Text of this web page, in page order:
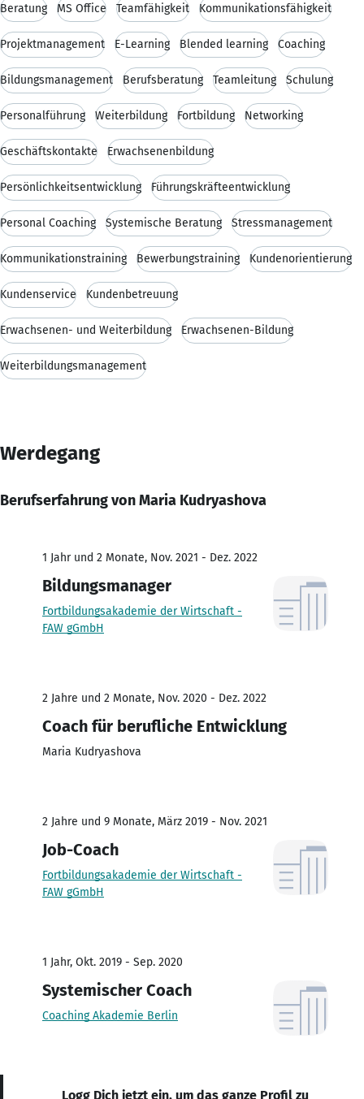
Beratung MS Office Teamfähigkeit Kommunikationsfähigkeit
Projektmanagement E-Learning Blended learning Coaching
Bildungsmanagement Berufsberatung Teamleitung Schulung
Personalführung Weiterbildung Fortbildung Networking
Geschäftskontakte Erwachsenenbildung
Persönlichkeitsentwicklung Führungskräfteentwicklung
Personal Coaching Systemische Beratung Stressmanagement
Kommunikationstraining Bewerbungstraining Kundenorientierung
Kundenservice Kundenbetreuung
Erwachsenen- und Weiterbildung Erwachsenen-Bildung
Weiterbildungsmanagement
Werdegang
Berufserfahrung von Maria Kudryashova
1 Jahr und 2 Monate, Nov. 2021 - Dez. 2022
Bildungsmanager
Fortbildungsakademie der Wirtschaft -
FAW gGmbH
2 Jahre und 2 Monate, Nov. 2020 - Dez. 2022
Coach für berufliche Entwicklung
Maria Kudryashova
2 Jahre und 9 Monate, März 2019 - Nov. 2021
Job-Coach
Fortbildungsakademie der Wirtschaft -
FAW gGmbH
1 Jahr, Okt. 2019 - Sep. 2020
Systemischer Coach
Coaching Akademie Berlin
Logg Dich jetzt ein, um das ganze Profil zu